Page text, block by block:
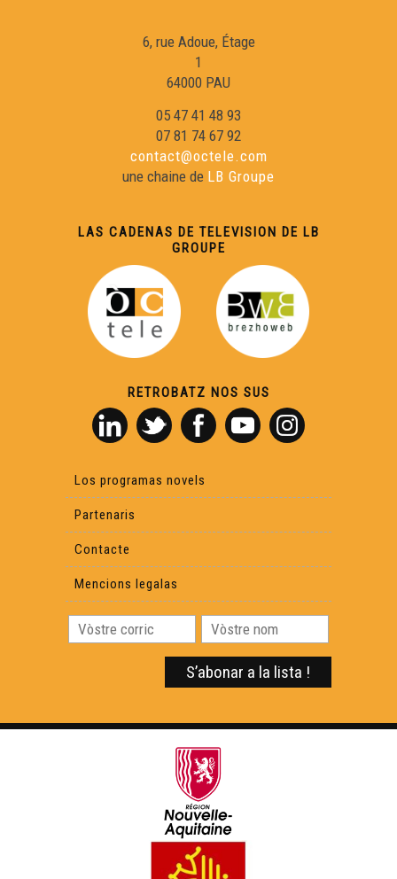
6, rue Adoue, Étage
1
64000 PAU
05 47 41 48 93
07 81 74 67 92
contact@octele.com
une chaine de LB Groupe
LAS CADENAS DE TELEVISION DE LB
GROUPE
RETROBATZ NOS SUS
Los programas novels
Partenaris
Contacte
Mencions legalas